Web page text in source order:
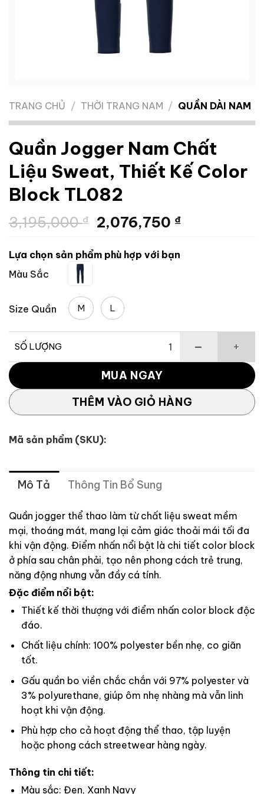
TRANG CHỦ / THỜI TRANG NAM / QUẦN DÀI NAM
Quần Jogger Nam Chất
Liệu Sweat, Thiết Kế Color
Block TL082
3,195,000₫
Giá
là:
3,195,000 ₫.
2,076,750 ₫Giá
Lựa chọn sản phẩm phù hợp với bạn
Màu Sắc
Size Quần M L
SỐ LƯỢNG
Quần Jogger Nam Chất Liệu Sweat, Thiết Kế Color Block
THÊM VÀO GIỎ HÀNG
MUA NGAY
Mã sản phẩm (SKU):
Mô Tả Thông Tin Bổ Sung
Quần jogger thể thao làm từ chất liệu sweat mềm
mại, thoáng mát, mang lại cảm giác thoải mái tối đa
khi vận động. Điểm nhấn nổi bật là chi tiết color block
ở phía sau chân phải, tạo nên phong cách trẻ trung,
năng động nhưng vẫn đầy cá tính.
Đặc điểm nổi bật:
Thiết kế thời thượng với điểm nhấn color block độc
đáo.
Chất liệu chính: 100% polyester bền nhẹ, co giãn
tốt.
Gấu quần bo viền chắc chắn với 97% polyester và
3% polyurethane, giúp ôm nhẹ nhàng mà vẫn linh
hoạt khi vận động.
Phù hợp cho cả hoạt động thể thao, tập luyện
hoặc phong cách streetwear hàng ngày.
Thông tin chi tiết:
Màu sắc: Đen, Xanh Navy